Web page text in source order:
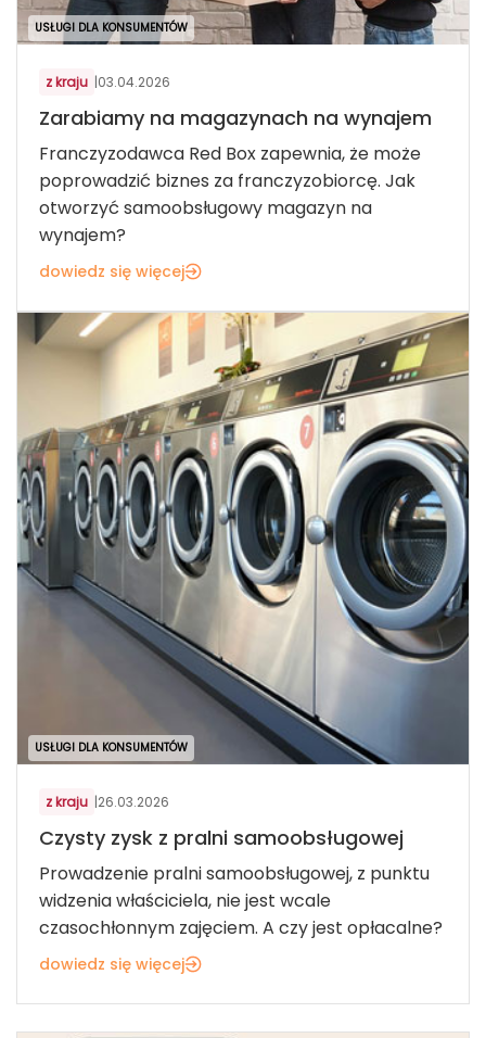
USŁUGI DLA KONSUMENTÓW
z kraju |03.04.2026
Zarabiamy na magazynach na wynajem
Franczyzodawca Red Box zapewnia, że może
poprowadzić biznes za franczyzobiorcę. Jak
otworzyć samoobsługowy magazyn na
wynajem?
dowiedz się więcej
USŁUGI DLA KONSUMENTÓW
z kraju |26.03.2026
Czysty zysk z pralni samoobsługowej
Prowadzenie pralni samoobsługowej, z punktu
widzenia właściciela, nie jest wcale
czasochłonnym zajęciem. A czy jest opłacalne?
dowiedz się więcej